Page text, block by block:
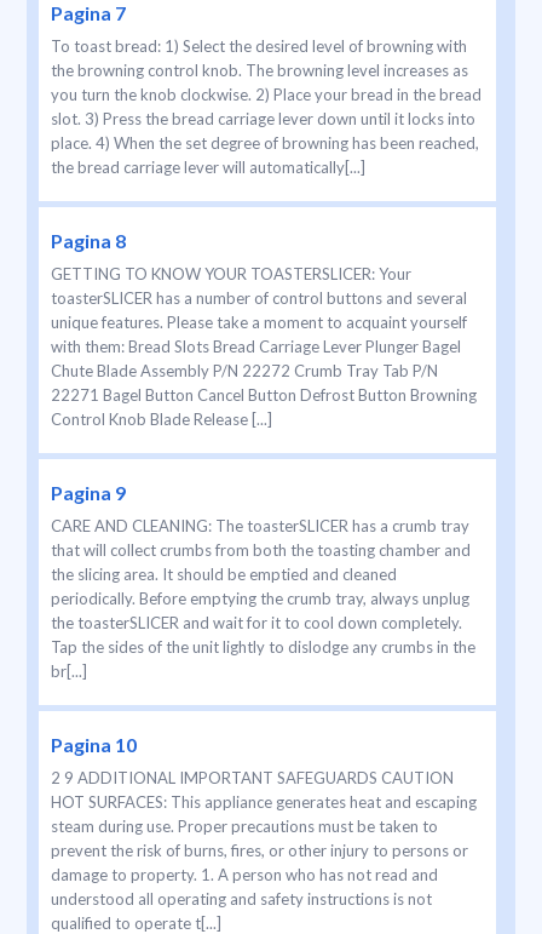
Pagina 7
To toast bread: 1) Select the desired level of browning with
the browning control knob. The browning level increases as
you turn the knob clockwise. 2) Place your bread in the bread
slot. 3) Press the bread carriage lever down until it locks into
place. 4) When the set degree of browning has been reached,
the bread carriage lever will automatically[...]
Pagina 8
GETTING TO KNOW YOUR TOASTERSLICER: Your
toasterSLICER has a number of control buttons and several
unique features. Please take a moment to acquaint yourself
with them: Bread Slots Bread Carriage Lever Plunger Bagel
Chute Blade Assembly P/N 22272 Crumb Tray Tab P/N
22271 Bagel Button Cancel Button Defrost Button Browning
Control Knob Blade Release [...]
Pagina 9
CARE AND CLEANING: The toasterSLICER has a crumb tray
that will collect crumbs from both the toasting chamber and
the slicing area. It should be emptied and cleaned
periodically. Before emptying the crumb tray, always unplug
the toasterSLICER and wait for it to cool down completely.
Tap the sides of the unit lightly to dislodge any crumbs in the
br[...]
Pagina 10
2 9 ADDITIONAL IMPORTANT SAFEGUARDS CAUTION
HOT SURFACES: This appliance generates heat and escaping
steam during use. Proper precautions must be taken to
prevent the risk of burns, fires, or other injury to persons or
damage to property. 1. A person who has not read and
understood all operating and safety instructions is not
qualified to operate t[...]